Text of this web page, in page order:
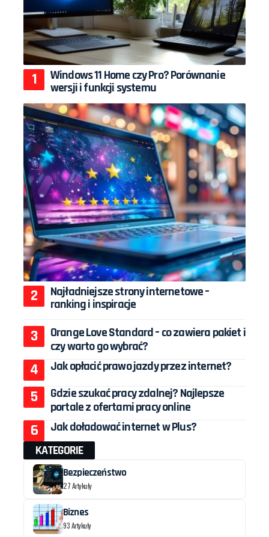
Windows 11 Home czy Pro? Porównanie
wersji i funkcji systemu
Najładniejsze strony internetowe –
ranking i inspiracje
Orange Love Standard – co zawiera pakiet i
czy warto go wybrać?
Jak opłacić prawo jazdy przez internet?
Gdzie szukać pracy zdalnej? Najlepsze
portale z ofertami pracy online
Jak doładować internet w Plus?
KATEGORIE
Bezpieczeństwo
27 Artykuły
Biznes
93 Artykuły